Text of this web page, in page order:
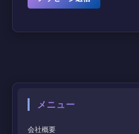
メニュー
会社概要